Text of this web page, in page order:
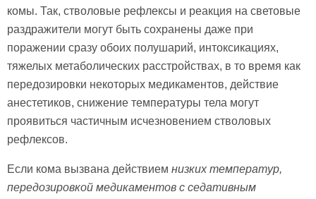
комы. Так, стволовые рефлексы и реакция на световые
раздражители могут быть сохранены даже при
поражении сразу обоих полушарий, интоксикациях,
тяжелых метаболических расстройствах, в то время как
передозировки некоторых медикаментов, действие
анестетиков, снижение температуры тела могут
проявиться частичным исчезновением стволовых
рефлексов.
Если кома вызвана действием низких температур,
передозировкой медикаментов с седативным